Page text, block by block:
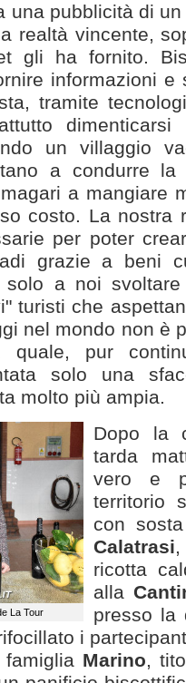
una pubblicità di
realtà vincente,
gli ha fornito.
informazioni e
tramite
un villaggio
a condurre la
a mangiare
costo. La nostra
per poter
grazie a beni
solo a noi
turisti che
nel mondo non è
quale, pur
solo una
molto più ampia.
La Tour
Dopo la
tarda
vero e
territorio
con
Calatrasi
ricotta
alla
presso la
i
Marino,